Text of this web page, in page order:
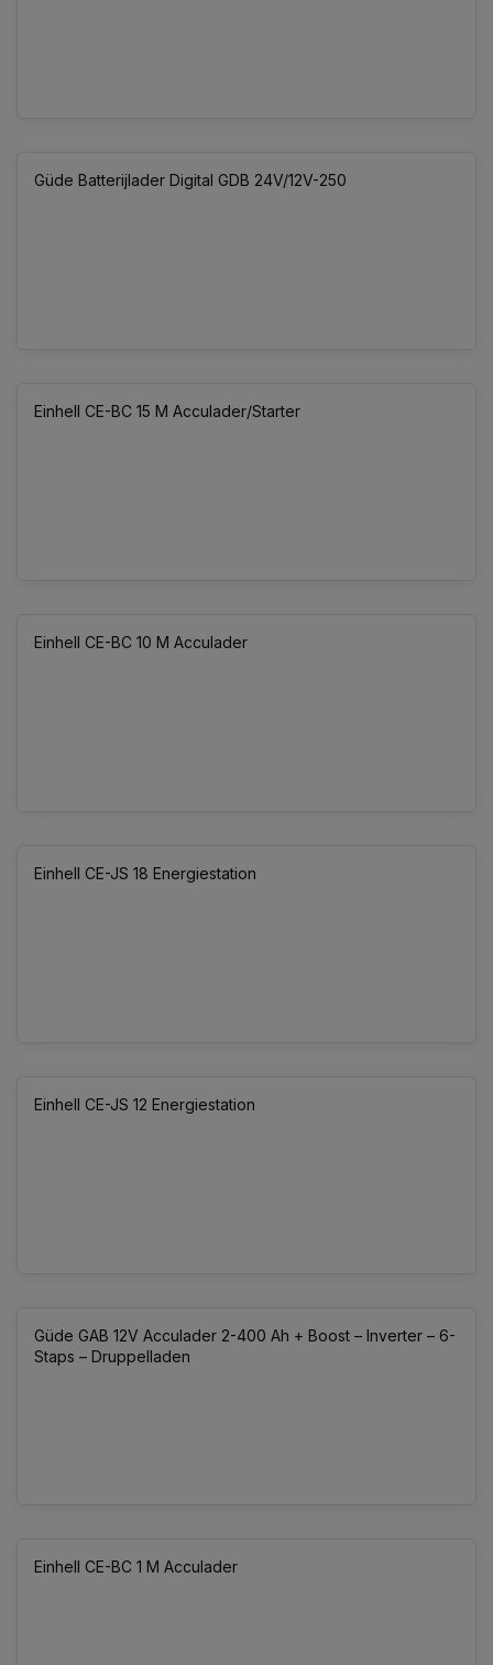
Güde Batterijlader Digital GDB 24V/12V-250
Einhell CE-BC 15 M Acculader/Starter
Einhell CE-BC 10 M Acculader
Einhell CE-JS 18 Energiestation
Einhell CE-JS 12 Energiestation
Güde GAB 12V Acculader 2-400 Ah + Boost – Inverter – 6-
Staps – Druppelladen
Einhell CE-BC 1 M Acculader